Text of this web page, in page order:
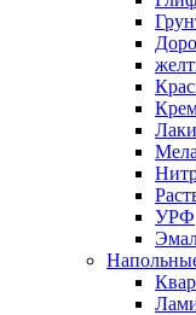
Лаки
УРФ